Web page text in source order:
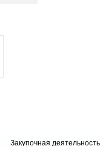
Закупочная деятельность